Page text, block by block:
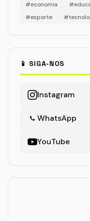
#economia
#esporte
📱 SIGA-NOS
Instagram
WhatsApp
YouTube